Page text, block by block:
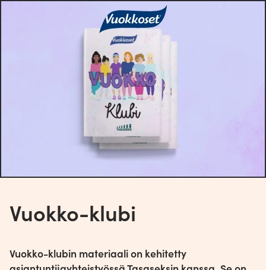
Vuokko-klubi
Vuokko-klubin materiaali on kehitetty